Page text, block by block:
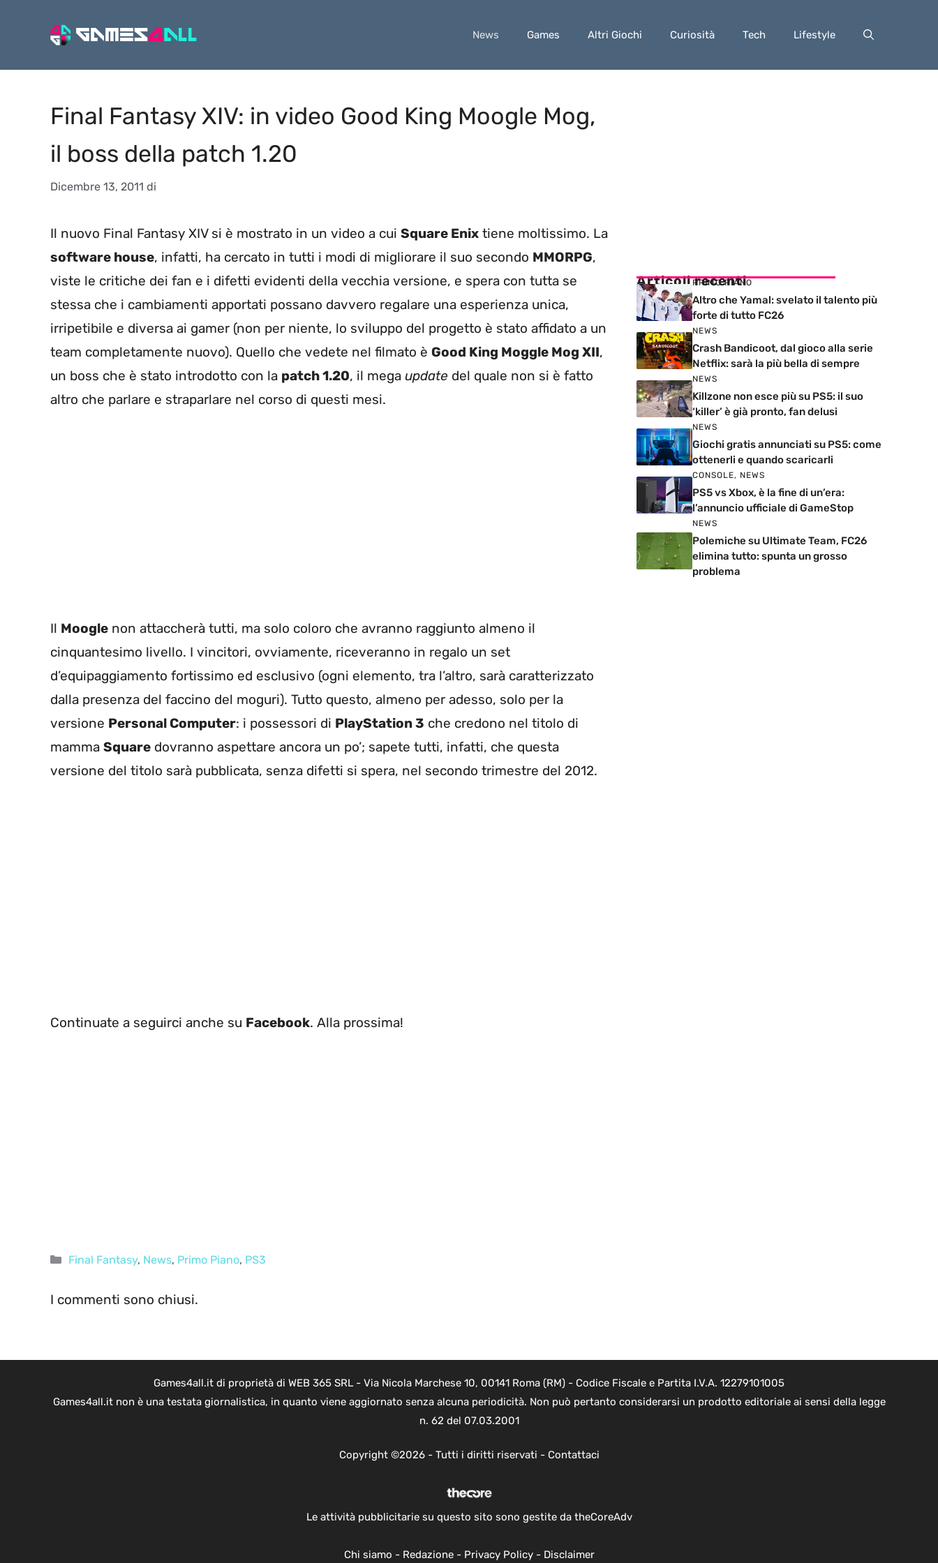
News Games Altri Giochi Curiosità Tech Lifestyle
Final Fantasy XIV: in video Good King Moogle Mog,
il boss della patch 1.20
Dicembre 13, 2011 di
Il nuovo Final Fantasy XIV si è mostrato in un video a cui Square Enix tiene moltissimo. La
software house, infatti, ha cercato in tutti i modi di migliorare il suo secondo MMORPG,
viste le critiche dei fan e i difetti evidenti della vecchia versione, e spera con tutta se
stessa che i cambiamenti apportati possano davvero regalare una esperienza unica,
irripetibile e diversa ai gamer (non per niente, lo sviluppo del progetto è stato affidato a un
team completamente nuovo). Quello che vedete nel filmato è Good King Moggle Mog XII,
un boss che è stato introdotto con la patch 1.20, il mega update del quale non si è fatto
altro che parlare e straparlare nel corso di questi mesi.
Il Moogle non attaccherà tutti, ma solo coloro che avranno raggiunto almeno il
cinquantesimo livello. I vincitori, ovviamente, riceveranno in regalo un set
d’equipaggiamento fortissimo ed esclusivo (ogni elemento, tra l’altro, sarà caratterizzato
dalla presenza del faccino del moguri). Tutto questo, almeno per adesso, solo per la
versione Personal Computer: i possessori di PlayStation 3 che credono nel titolo di
mamma Square dovranno aspettare ancora un po’; sapete tutti, infatti, che questa
versione del titolo sarà pubblicata, senza difetti si spera, nel secondo trimestre del 2012.
Continuate a seguirci anche su Facebook. Alla prossima!
Categorie
Final Fantasy, News, Primo Piano, PS3
I commenti sono chiusi.
Articoli recenti
PRIMO PIANO
Altro che Yamal: svelato il talento più
forte di tutto FC26
NEWS
Crash Bandicoot, dal gioco alla serie
Netflix: sarà la più bella di sempre
NEWS
Killzone non esce più su PS5: il suo
‘killer’ è già pronto, fan delusi
NEWS
Giochi gratis annunciati su PS5: come
ottenerli e quando scaricarli
CONSOLE, NEWS
PS5 vs Xbox, è la fine di un’era:
l’annuncio ufficiale di GameStop
NEWS
Polemiche su Ultimate Team, FC26
elimina tutto: spunta un grosso
problema
Games4all.it di proprietà di WEB 365 SRL - Via Nicola Marchese 10, 00141 Roma (RM) - Codice Fiscale e Partita I.V.A. 12279101005
Games4all.it non è una testata giornalistica, in quanto viene aggiornato senza alcuna periodicità. Non può pertanto considerarsi un prodotto editoriale ai sensi della legge
n. 62 del 07.03.2001
Copyright ©2026 - Tutti i diritti riservati - Contattaci
Le attività pubblicitarie su questo sito sono gestite da theCoreAdv
Chi siamo - Redazione- Privacy Policy- Disclaimer